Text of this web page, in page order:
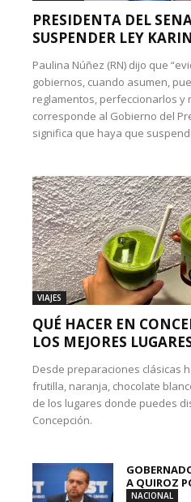
PRESIDENTA DEL
SUSPENDER LEY
Paulina Núñez (RN) dijo que
gobiernos, cuando asumen,
reglamentos, perfeccionarlos y
corresponde al Gobierno del
significa que haya que
VIAJES
QUÉ HACER EN
LOS MEJORES
Desde preparaciones clásicas
frutilla, naranja, chocolate
de los lugares donde puedes
Concepción.
A QUIROZ
NACIONAL